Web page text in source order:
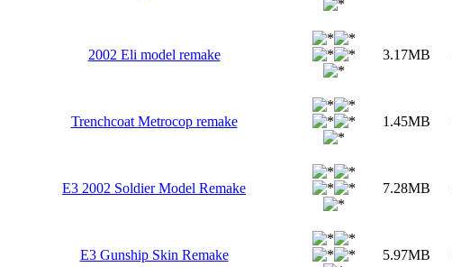
2002 Eli model remake 3.17MB
Trenchcoat Metrocop remake 1.45MB
E3 2002 Soldier Model Remake 7.28MB
E3 Gunship Skin Remake 5.97MB